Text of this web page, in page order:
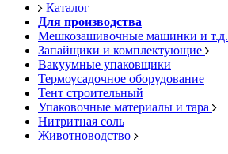
Каталог
Для производства
Мешкозашивочные машинки и т.д.
Запайщики и комплектующие
Вакуумные упаковщики
Термоусадочное оборудование
Тент строительный
Упаковочные материалы и тара
Нитритная соль
Животноводство